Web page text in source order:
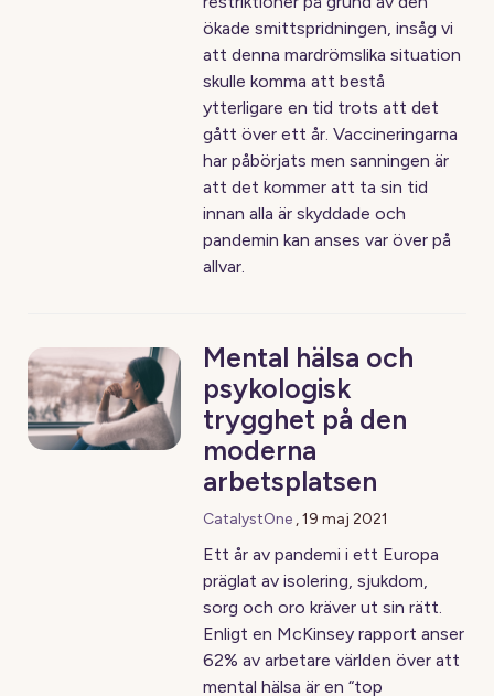
ökade smittspridningen, insåg vi
att denna mardrömslika situation
skulle komma att bestå
ytterligare en tid trots att det
gått över ett år. Vaccineringarna
har påbörjats men sanningen är
att det kommer att ta sin tid
innan alla är skyddade och
pandemin kan anses var över på
allvar.
Mental hälsa och
psykologisk
trygghet på den
moderna
arbetsplatsen
CatalystOne ,19 maj 2021
Ett år av pandemi i ett Europa
präglat av isolering, sjukdom,
sorg och oro kräver ut sin rätt.
Enligt en McKinsey rapport anser
62% av arbetare världen över att
mental hälsa är en “top